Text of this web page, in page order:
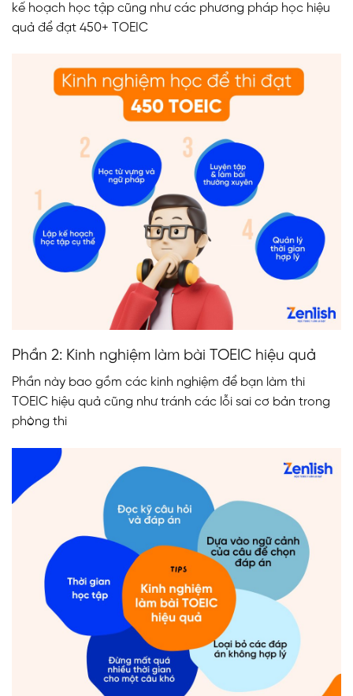
kế hoạch học tập cũng như các phương pháp học hiệu
quả để đạt 450+ TOEIC
Phần 2: Kinh nghiệm làm bài TOEIC hiệu quả
Phần này bao gồm các kinh nghiệm để bạn làm thi
TOEIC hiệu quả cũng như tránh các lỗi sai cơ bản trong
phòng thi